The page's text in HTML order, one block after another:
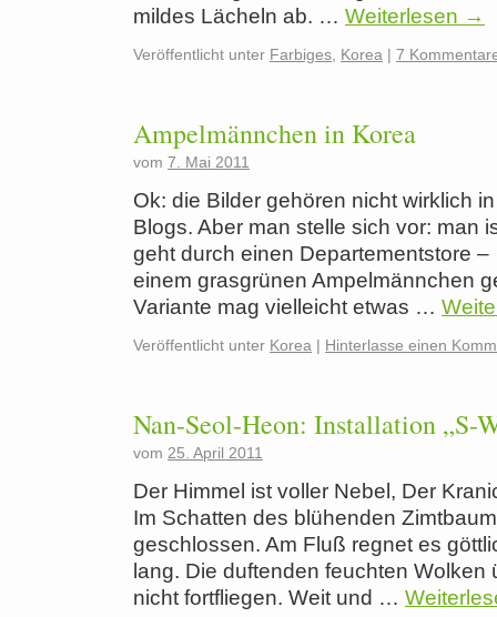
mildes Lächeln ab. … Weiterlesen →
Veröffentlicht unter Farbiges Korea | 7
Ampelmännchen in Korea
vom 7. Mai 2011
Ok: die Bilder gehören nicht wirklich
Blogs. Aber man stelle sich vor: man
geht durch einen Departementstore
einem grasgrünen Ampelmännchen
Variante mag vielleicht etwas …
Veröffentlicht unter Korea | Hinterlasse einen
Nan-Seol-Heon: Installation „S-
vom 25. April 2011
Der Himmel ist voller Nebel, Der
Im Schatten des blühenden
geschlossen. Am Fluß regnet es
lang. Die duftenden feuchten Wolken
nicht fortfliegen. Weit und …